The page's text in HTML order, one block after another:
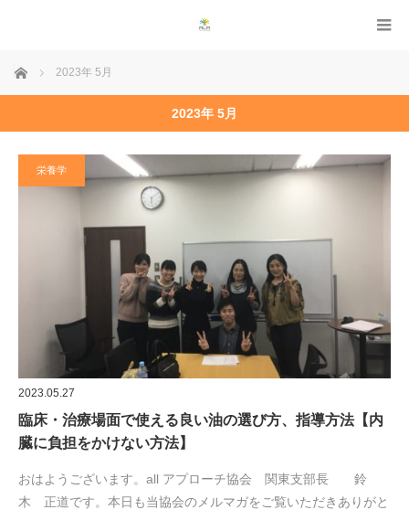
ホーム 2023年 5月
2023年 5月
栄養学
2023.05.27
臨床・治療場面で使える良い油の選び方、指導方法【内
臓に負担をかけない方法】
おはようございます。all アプローチ協会 関東支部長 鈴
木 正道です。本日も当協会のメルマガをご覧いただきありがと